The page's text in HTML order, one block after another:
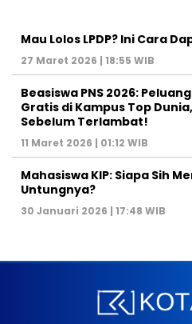
Mau Lolos LPDP? Ini Cara
27 Maret 2026 | 18:55 WIB
Beasiswa PNS 2026:
Gratis di Kampus Top
Sebelum Terlambat!
11 Maret 2026 | 01:12 WIB
Mahasiswa KIP: Siapa Sih
Untungnya?
30 Januari 2026 | 17:48 WIB